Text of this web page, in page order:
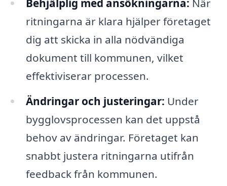
Behjälplig med ansökningarna: När
ritningarna är klara hjälper företaget
dig att skicka in alla nödvändiga
dokument till kommunen, vilket
effektiviserar processen.
Ändringar och justeringar: Under
bygglovsprocessen kan det uppstå
behov av ändringar. Företaget kan
snabbt justera ritningarna utifrån
feedback från kommunen.